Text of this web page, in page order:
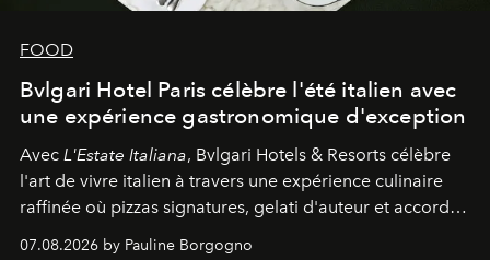
FOOD
Bvlgari Hotel Paris célèbre l'été italien avec
une expérience gastronomique d'exception
Avec L'Estate Italiana, Bvlgari Hotels & Resorts célèbre
l'art de vivre italien à travers une expérience culinaire
raffinée où pizzas signatures, gelati d'auteur et accords
d'exception composent un véritable voyage sensoriel.
07.08.2026 by Pauline Borgogno